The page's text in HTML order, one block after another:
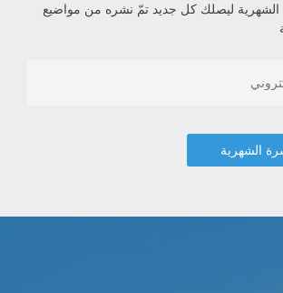
ليصلك كل جديد تمّ نشره من مواضيع